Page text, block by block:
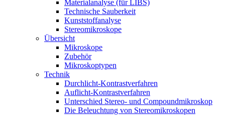
Materialanalyse (für LIBS)
Technische Sauberkeit
Kunststoffanalyse
Stereomikroskope
Übersicht
Mikroskope
Zubehör
Mikroskoptypen
Technik
Durchlicht-Kontrastverfahren
Auflicht-Kontrastverfahren
Unterschied Stereo- und Compoundmikroskop
Die Beleuchtung von Stereomikroskopen